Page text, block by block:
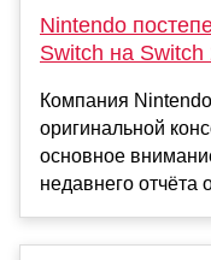
Nintendo
Switch на Switch
Компания
оригинальной
основное
недавнего отчёта